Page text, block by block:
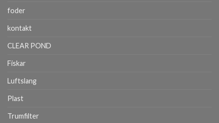
foder
kontakt
CLEAR POND
Fiskar
Luftslang
Plast
Trumfilter